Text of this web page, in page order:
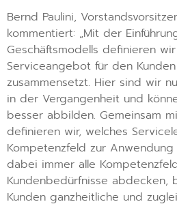
Bernd Paulini,
kommentiert: „Mit der
Geschäftsmodells definieren
Serviceangebot für den
zusammensetzt. Hier sind wir
in der Vergangenheit und
besser abbilden. Gemeinsam
definieren wir, welches
Kompetenzfeld zur
dabei immer alle
Kundenbedürfnisse abdecken,
Kunden ganzheitliche und